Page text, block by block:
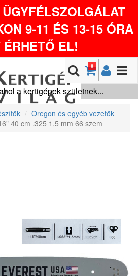
9-11 ÉS 13-15 ÓRA
ÉRHETŐ EL!
0
a kertigépek születnek...
Oregon és egyéb vezetők
40 cm .325 1,5 mm 66 szem